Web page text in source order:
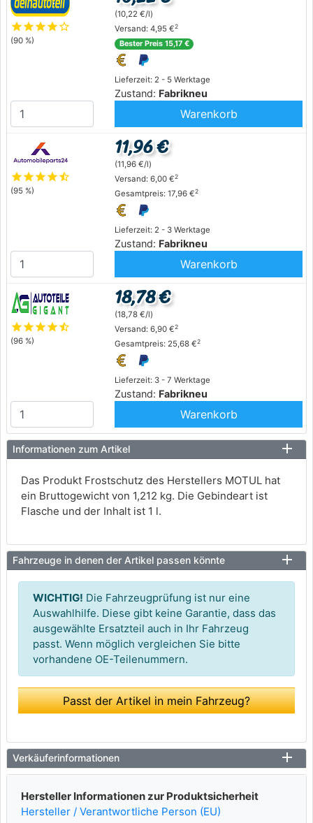
starstarstarstarstar_outline
(90 %)
Lieferzeit: 2 - 5 Werktage
Zustand: Fabrikneu
(10,22 €/l)
Versand: 4,95 €2
Bester Preis 15,17 €
Warenkorb
starstarstarstarstar_half
(95 %)
Lieferzeit: 2 - 3 Werktage
Zustand: Fabrikneu
11,96 €
(11,96 €/l)
Versand: 6,00 €2
Gesamtpreis: 17,96 €2
Warenkorb
starstarstarstarstar_half
(96 %)
Lieferzeit: 3 - 7 Werktage
Zustand: Fabrikneu
18,78 €
(18,78 €/l)
Versand: 6,90 €2
Gesamtpreis: 25,68 €2
Warenkorb
Informationen zum Artikel
Das Produkt Frostschutz des Herstellers MOTUL hat
ein Bruttogewicht von 1,212 kg. Die Gebindeart ist
Flasche und der Inhalt ist 1 l.
Fahrzeuge in denen der Artikel passen könnte
WICHTIG! Die Fahrzeugprüfung ist nur eine
Auswahlhilfe. Diese gibt keine Garantie, dass das
ausgewählte Ersatzteil auch in Ihr Fahrzeug
passt. Wenn möglich vergleichen Sie bitte
vorhandene OE-Teilenummern.
Passt der Artikel in mein Fahrzeug?
Verkäuferinformationen
Hersteller Informationen zur Produktsicherheit
Hersteller / Verantwortliche Person (EU)